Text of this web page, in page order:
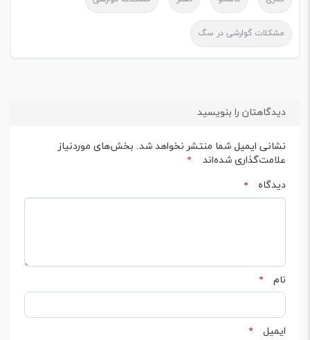
مشکلات گوارشی در سگ
دیدگاهتان را بنویسید
نشانی ایمیل شما منتشر نخواهد شد. بخش‌های موردنیاز
علامت‌گذاری شده‌اند
*
دیدگاه
*
نام *
ایمیل *